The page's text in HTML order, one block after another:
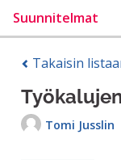
Suunnitelmat
Takaisin
Tomi Jusslin